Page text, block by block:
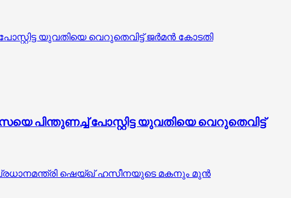
യുവതിയെ വെറുതെവിട്ട് ജര്‍മന്‍ കോടതി
പിന്തുണച്ച് പോസ്റ്റിട്ട യുവതിയെ വെറുതെവിട്ട്
പ്രധാനമന്ത്രി ഷെയ്ഖ് ഹസീനയുടെ മകനും മുൻ